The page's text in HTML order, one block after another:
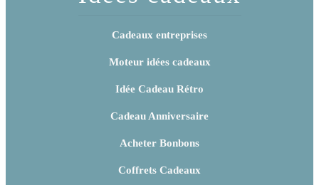
Cadeaux entreprises
Moteur idées cadeaux
Idée Cadeau Rétro
Cadeau Anniversaire
Acheter Bonbons
Coffrets Cadeaux